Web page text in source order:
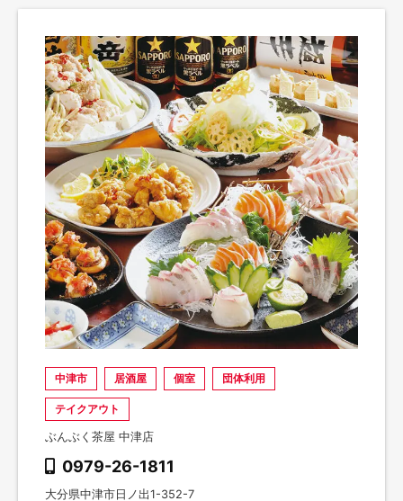
中津市 居酒屋 個室 団体利用
テイクアウト
ぶんぶく茶屋 中津店
0979-26-1811
大分県中津市日ノ出1-352-7